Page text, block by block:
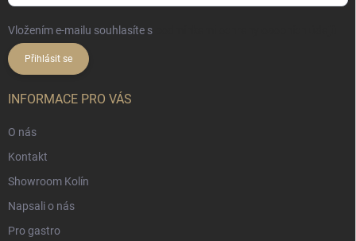
Vložením e-mailu souhlasíte s
Přihlásit se
INFORMACE PRO VÁS
O nás
Kontakt
Showroom Kolín
Napsali o nás
Pro gastro